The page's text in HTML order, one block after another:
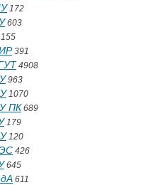
172
603
391
4908
963
1070
ПК 689
179
120
426
645
611